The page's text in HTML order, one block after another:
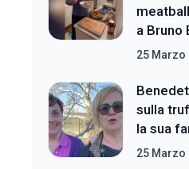
a Bruno
25 Marzo
sulla
la sua
25 Marzo